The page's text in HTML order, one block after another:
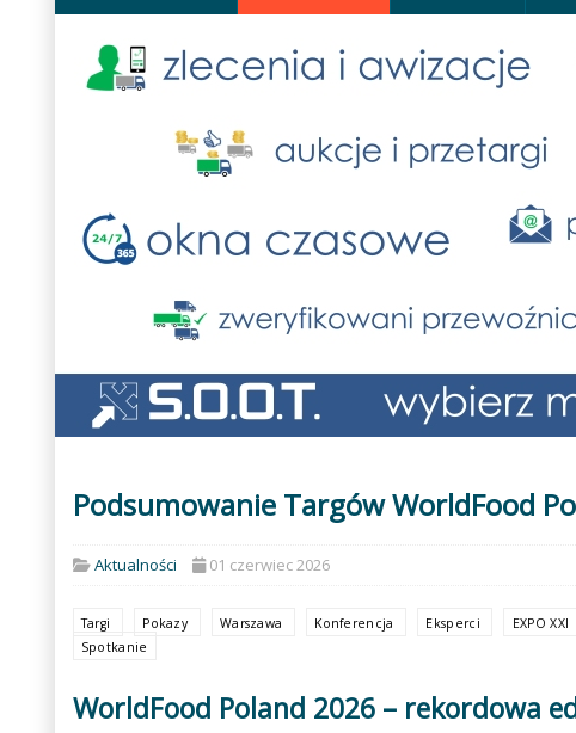
Podsumowanie Targów WorldFood
Aktualności 01 czerwiec 2026
Targi Pokazy Warszawa Konferencja Eksperci EXPO XXI
Spotkanie
WorldFood Poland 2026 – rekordowa